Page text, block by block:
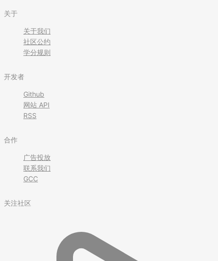
关于
关于我们
社区公约
学分规则
开发者
Github
网站 API
RSS
合作
广告投放
联系我们
GCC
关注社区